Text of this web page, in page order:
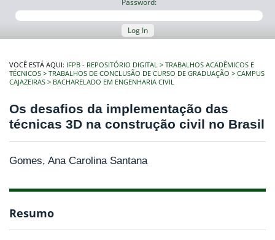
Password:
Log In
VOCÊ ESTÁ AQUI: IFPB - REPOSITÓRIO DIGITAL
TRABALHOS ACADÊMICOS E
TÉCNICOS
TRABALHOS DE CONCLUSÃO DE CURSO DE GRADUAÇÃO
CAMPUS
CAJAZEIRAS
BACHARELADO EM ENGENHARIA CIVIL
Os desafios da implementação das
técnicas 3D na construção civil no Brasil
Gomes, Ana Carolina Santana
Resumo